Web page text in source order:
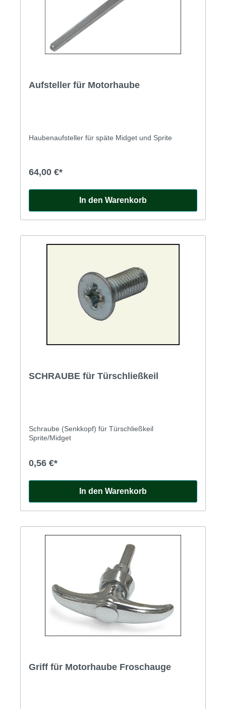
Aufsteller für Motorhaube
Haubenaufsteller für späte Midget und Sprite
64,00 €*
In den Warenkorb
SCHRAUBE für Türschließkeil
Schraube (Senkkopf) für Türschließkeil
Sprite/Midget
0,56 €*
In den Warenkorb
Griff für Motorhaube Froschauge